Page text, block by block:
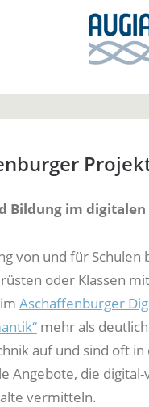
Bildung im digitalen
von und für
oder Klassen
Aschaffenburger
mehr als
auf und sind oft
Angebote, die
vermitteln.